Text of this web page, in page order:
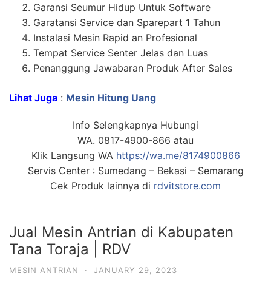
Garansi Seumur Hidup Untuk Software
Garatansi Service dan Sparepart 1 Tahun
Instalasi Mesin Rapid an Profesional
Tempat Service Senter Jelas dan Luas
Penanggung Jawabaran Produk After Sales
Lihat Juga : Mesin Hitung Uang
Info Selengkapnya Hubungi
WA. 0817-4900-866 atau
Klik Langsung WA https://wa.me/8174900866
Servis Center : Sumedang – Bekasi – Semarang
Cek Produk lainnya di rdvitstore.com
Jual Mesin Antrian di Kabupaten
Tana Toraja | RDV
MESIN ANTRIAN · JANUARY 29, 2023